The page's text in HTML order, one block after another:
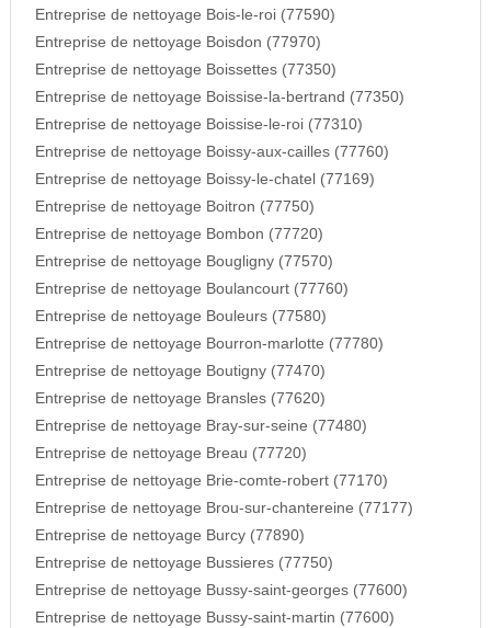
Entreprise de nettoyage Bois-le-roi (77590)
Entreprise de nettoyage Boisdon (77970)
Entreprise de nettoyage Boissettes (77350)
Entreprise de nettoyage Boissise-la-bertrand (77350)
Entreprise de nettoyage Boissise-le-roi (77310)
Entreprise de nettoyage Boissy-aux-cailles (77760)
Entreprise de nettoyage Boissy-le-chatel (77169)
Entreprise de nettoyage Boitron (77750)
Entreprise de nettoyage Bombon (77720)
Entreprise de nettoyage Bougligny (77570)
Entreprise de nettoyage Boulancourt (77760)
Entreprise de nettoyage Bouleurs (77580)
Entreprise de nettoyage Bourron-marlotte (77780)
Entreprise de nettoyage Boutigny (77470)
Entreprise de nettoyage Bransles (77620)
Entreprise de nettoyage Bray-sur-seine (77480)
Entreprise de nettoyage Breau (77720)
Entreprise de nettoyage Brie-comte-robert (77170)
Entreprise de nettoyage Brou-sur-chantereine (77177)
Entreprise de nettoyage Burcy (77890)
Entreprise de nettoyage Bussieres (77750)
Entreprise de nettoyage Bussy-saint-georges (77600)
Entreprise de nettoyage Bussy-saint-martin (77600)